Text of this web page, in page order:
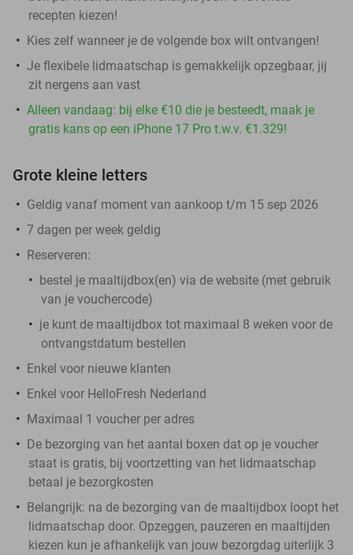
recepten kiezen!
Kies zelf wanneer je de volgende box wilt ontvangen!
Je flexibele lidmaatschap is gemakkelijk opzegbaar, jij
zit nergens aan vast
Alleen vandaag: bij elke €10 die je besteedt, maak je
gratis kans op een iPhone 17 Pro t.w.v. €1.329!
Grote kleine letters
Geldig vanaf moment van aankoop t/m 15 sep 2026
7 dagen per week geldig
Reserveren:
bestel je maaltijdbox(en) via de website (met gebruik
van je vouchercode)
je kunt de maaltijdbox tot maximaal 8 weken voor de
ontvangstdatum bestellen
Enkel voor nieuwe klanten
Enkel voor HelloFresh Nederland
Maximaal 1 voucher per adres
De bezorging van het aantal boxen dat op je voucher
staat is gratis, bij voortzetting van het lidmaatschap
betaal je bezorgkosten
Belangrijk: na de bezorging van de maaltijdbox loopt het
lidmaatschap door. Opzeggen, pauzeren en maaltijden
kiezen kun je afhankelijk van jouw bezorgdag uiterlijk 3